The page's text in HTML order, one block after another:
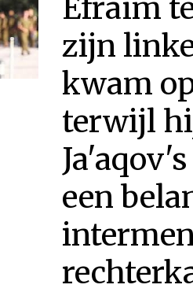
Efraïm
zijn
kwam
terwijl
een